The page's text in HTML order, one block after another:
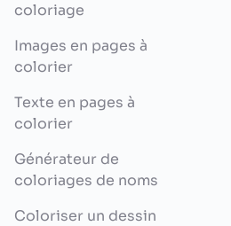
coloriage
Images en pages à
colorier
Texte en pages à
colorier
Générateur de
coloriages de noms
Coloriser un dessin